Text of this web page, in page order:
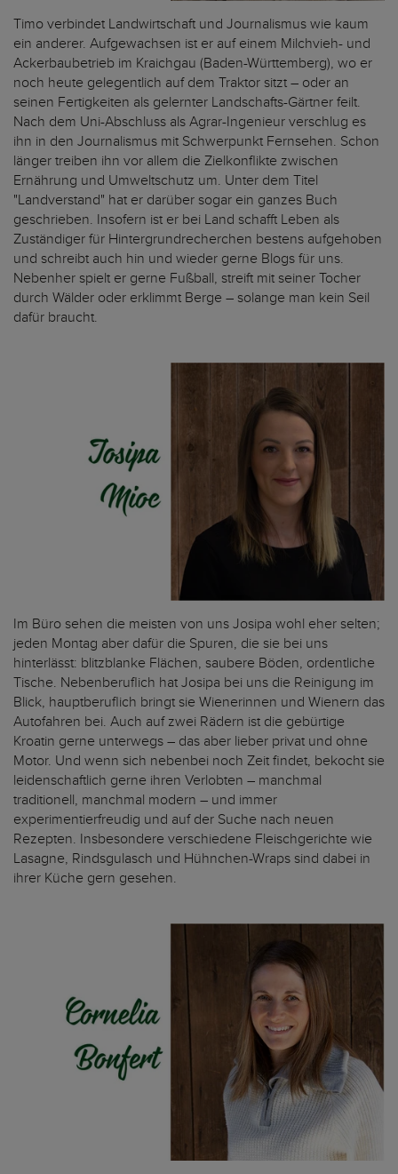
Timo verbindet Landwirtschaft und Journalismus wie kaum
ein anderer. Aufgewachsen ist er auf einem Milchvieh- und
Ackerbaubetrieb im Kraichgau (Baden-Württemberg), wo er
noch heute gelegentlich auf dem Traktor sitzt – oder an
seinen Fertigkeiten als gelernter Landschafts-Gärtner feilt.
Nach dem Uni-Abschluss als Agrar-Ingenieur verschlug es
ihn in den Journalismus mit Schwerpunkt Fernsehen. Schon
länger treiben ihn vor allem die Zielkonflikte zwischen
Ernährung und Umweltschutz um. Unter dem Titel
"Landverstand" hat er darüber sogar ein ganzes Buch
geschrieben. Insofern ist er bei Land schafft Leben als
Zuständiger für Hintergrundrecherchen bestens aufgehoben
und schreibt auch hin und wieder gerne Blogs für uns.
Nebenher spielt er gerne Fußball, streift mit seiner Tocher
durch Wälder oder erklimmt Berge – solange man kein Seil
dafür braucht.
Im Büro sehen die meisten von uns Josipa wohl eher selten;
jeden Montag aber dafür die Spuren, die sie bei uns
hinterlässt: blitzblanke Flächen, saubere Böden, ordentliche
Tische. Nebenberuflich hat Josipa bei uns die Reinigung im
Blick, hauptberuflich bringt sie Wienerinnen und Wienern das
Autofahren bei. Auch auf zwei Rädern ist die gebürtige
Kroatin gerne unterwegs – das aber lieber privat und ohne
Motor. Und wenn sich nebenbei noch Zeit findet, bekocht sie
leidenschaftlich gerne ihren Verlobten – manchmal
traditionell, manchmal modern ­– und immer
experimentierfreudig und auf der Suche nach neuen
Rezepten. Insbesondere verschiedene Fleischgerichte wie
Lasagne, Rindsgulasch und Hühnchen-Wraps sind dabei in
ihrer Küche gern gesehen.